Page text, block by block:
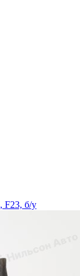
F23, б/у